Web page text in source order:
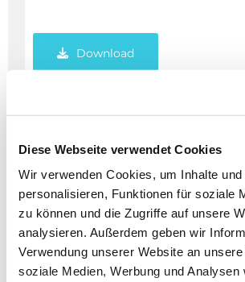
Diese Webseite verwendet Cookies
Wir verwenden Cookies, um Inhalte
personalisieren, Funktionen für soziale
zu können und die Zugriffe auf unsere
analysieren. Außerdem geben wir
Verwendung unserer Website an
soziale Medien, Werbung und Analysen
Download
Gemeinde
Pfarrbrief für die ganze